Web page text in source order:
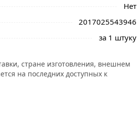
Нет
2017025543946
за 1 штуку
стране изготовления, внешнем
на последних доступных к